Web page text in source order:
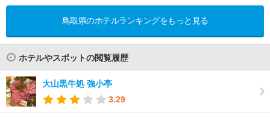
鳥取県のホテルランキングをもっと見る
ホテルやスポットの閲覧履歴
大山黒牛処 強小亭
3.29